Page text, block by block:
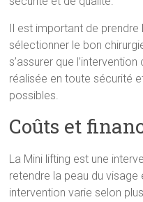
Il est important de
sélectionner le bon
s’assurer que
réalisée en toute sécurité
possibles.
Coûts et
La Mini lifting est une
retendre la peau du
intervention varie selon